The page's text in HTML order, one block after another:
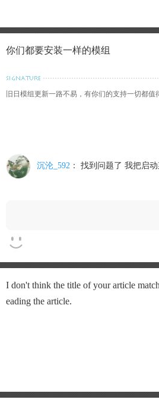
你们都要安装一样的模组
旧日模组更新一路不易，有你们的支持一切都值
沉沦_592： 找到问题了 我把启
I don't think the title of your article
eading the article.